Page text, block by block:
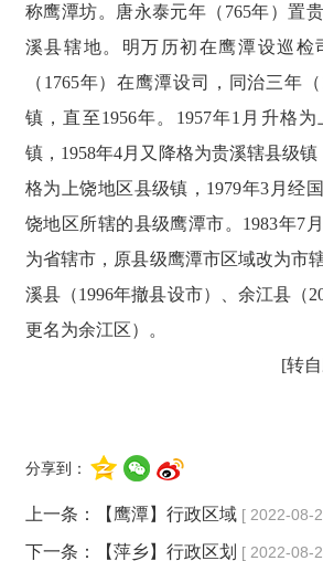
称鹰潭坊。唐永泰元年（765年）置
溪县辖地。明万历初在鹰潭设巡检
（1765年）在鹰潭设司，同治三年
镇，直至1956年。1957年1月升格
镇，1958年4月又降格为贵溪辖县级镇
格为上饶地区县级镇，1979年3月经
饶地区所辖的县级鹰潭市。1983年7
为省辖市，原县级鹰潭市区域改为市
溪县（1996年撤县设市）、余江县（
更名为余江区）。
[转
分享到：
上一条： 【鹰潭】行政区域 [ 2022-08-
下一条： 【萍乡】行政区划 [ 2022-08-